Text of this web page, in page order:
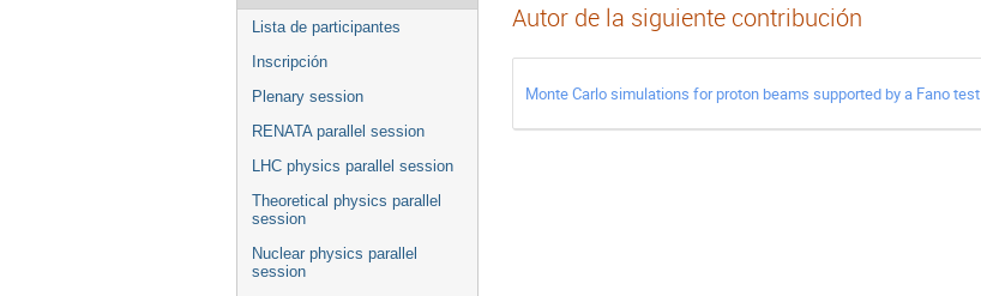
Lista de participantes
Inscripción
Plenary session
RENATA parallel session
LHC physics parallel session
Theoretical physics parallel
session
Nuclear physics parallel
session
Autor de la siguiente contribución
Monte Carlo simulations for proton beams supported by a Fano test